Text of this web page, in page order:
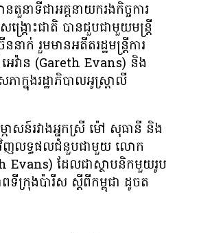
តួនាទី​ជា​អគ្គនាយក​រង​កិច្ចការ​
គ្រោះ​ជាតិ បាន​ជួប​ជាមួយ​មន្ត្រី​
នាក់ រួម​មាន​អតីត​រដ្ឋមន្ត្រី​ការ​
េវ៉ាន (Gareth Evans) និង​
ក្នុង​រដ្ឋាភិបាល​អូស្ត្រាលី
ាសន៍​រវាង​អ្នកស្រី ម៉ៅ សុធានី និង​
វិញ​លទ្ធផល​ជំនួប​ជាមួយ លោក
Evans) ដែល​ជា​ស្ថាបនិក​មួយ​រូប​
ព​ទីក្រុង​ប៉ារីស ស្ដីពី​កម្ពុជា ដូច​ត​